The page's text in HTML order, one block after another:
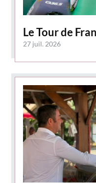
Le Tour de
27 juil. 2026